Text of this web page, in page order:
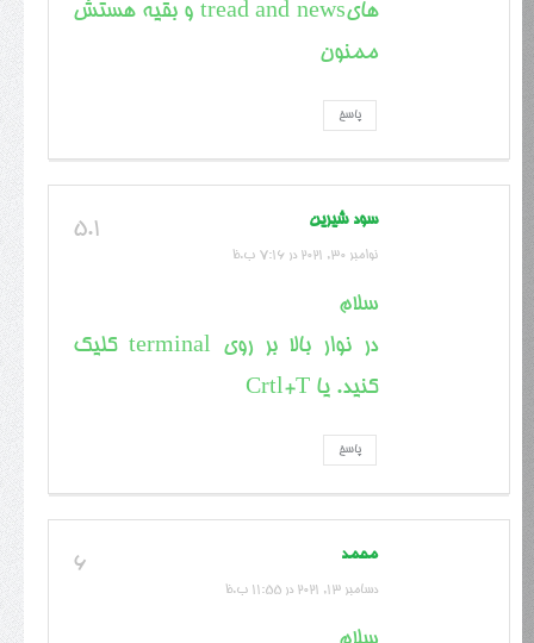
هایtread and news و بقیه هستش
ممنون
پاسخ
5.1 سود شیرین
نوامبر 30, 2021 در 7:16 ب.ظ
سلام
در نوار بالا بر روی terminal کلیک
کنید. یا Crtl+T
پاسخ
6 محمد
دسامبر 13, 2021 در 11:55 ب.ظ